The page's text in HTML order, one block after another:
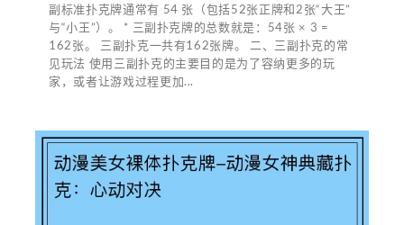
副标准扑克牌通常有 54 张（包括52张正牌和2张“大王”
与“小王”）。 * 三副扑克牌的总数就是：54张 × 3 =
162张。 三副扑克一共有162张牌。 二、三副扑克的常
见玩法 使用三副扑克的主要目的是为了容纳更多的玩
家，或者让游戏过程更加...